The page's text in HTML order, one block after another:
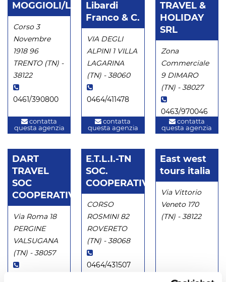
MOGGIOLI/LUIRO'SNC
Corso 3
Novembre
1918 96
TRENTO (TN) -
38122
0461/390800
contatta
questa agenzia
Libardi
Franco & C.
VIA DEGLI
ALPINI 1 VILLA
LAGARINA
(TN) - 38060
0464/411478
contatta
questa agenzia
TRAVEL &
HOLIDAY
SRL
Zona
Commerciale
9 DIMARO
(TN) - 38027
0463/970046
contatta
questa agenzia
DART
TRAVEL
SOC
COOPERATIVA
Via Roma 18
PERGINE
VALSUGANA
(TN) - 38057
E.T.L.I.-TN
SOC.
COOPERATIVA
CORSO
ROSMINI 82
ROVERETO
(TN) - 38068
0464/431507
East west
tours italia
Via Vittorio
Veneto 170
(TN) - 38122